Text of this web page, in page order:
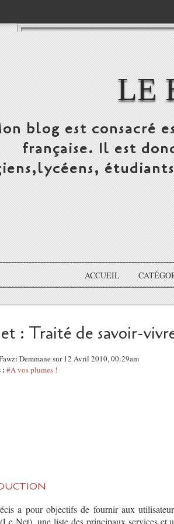
LE
blog est consacré
française. Il est
ACCUEIL
: Traité de savoir-
Demmane sur 12 Avril 2010, 00:29am
: #A vos plumes !
a pour objectifs de fournir aux
Net), une liste des principaux services et